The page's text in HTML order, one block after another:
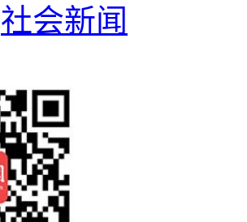
社会新闻